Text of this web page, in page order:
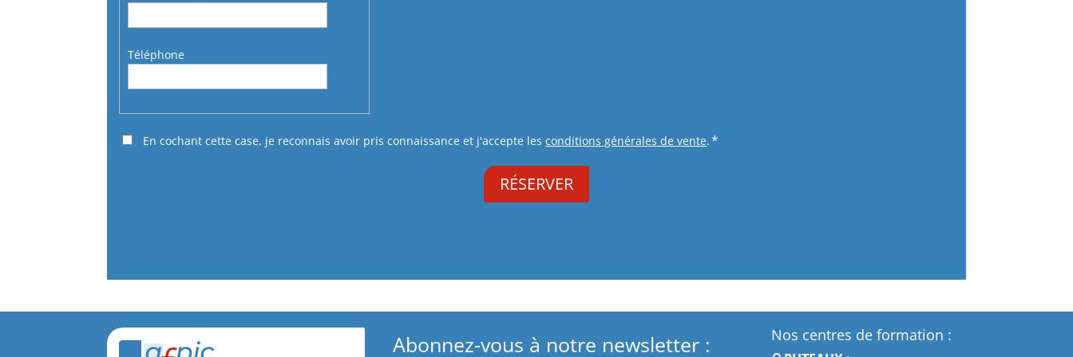
Téléphone
En cochant cette case, je reconnais avoir pris connaissance et j'accepte lesconditions générales de vente.
Abonnez-vous à notre newsletter : Nos centres de formation :